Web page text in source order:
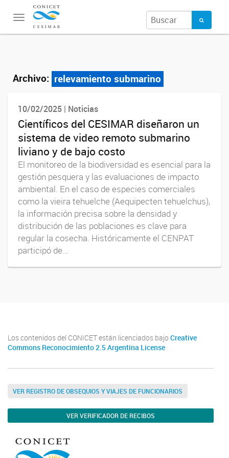
Toggle
navigation
Archivo: relevamiento submarino
10/02/2025 | Noticias
Científicos del CESIMAR diseñaron un
sistema de video remoto submarino
liviano y de bajo costo
El monitoreo de la biodiversidad es esencial para la
gestión pesquera y las evaluaciones de impacto
ambiental. En el caso de especies comerciales
como la vieira tehuelche (Aequipecten tehuelchus),
la información precisa sobre la densidad y
distribución de las poblaciones es clave para
regular la cosecha. Históricamente el CENPAT
participó de...
Los contenidos del CONICET están licenciados bajo Creative
Commons Reconocimiento 2.5 Argentina License
VER REGISTRO DE OBSEQUIOS Y VIAJES DE FUNCIONARIOS
VER VERIFICADOR DE RECIBOS